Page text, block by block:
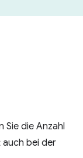
Sie die Anzahl
auch bei der